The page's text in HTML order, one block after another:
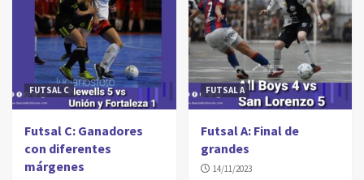
FUTSAL C
Futsal C: Ganadores
con diferentes
márgenes
FUTSAL A
Futsal A: Final de
grandes
14/11/2023